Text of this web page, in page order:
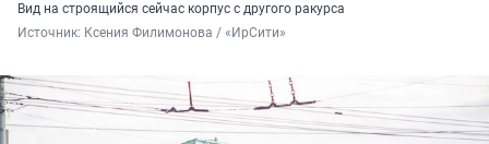
Вид на строящийся сейчас корпус с другого ракурса
Источник: Ксения Филимонова / «ИрСити»